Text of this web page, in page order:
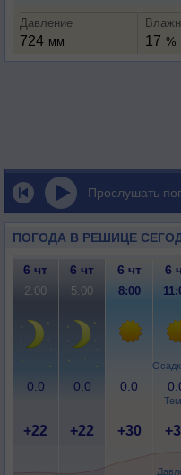
Давление
724 мм 17 %
Прослушать
ПОГОДА В РЕШИЦЕ
6 чт 6 чт 6 чт 6
2:00 5:00 8:00
0.0 0.0 0.0
+22 +22 +30